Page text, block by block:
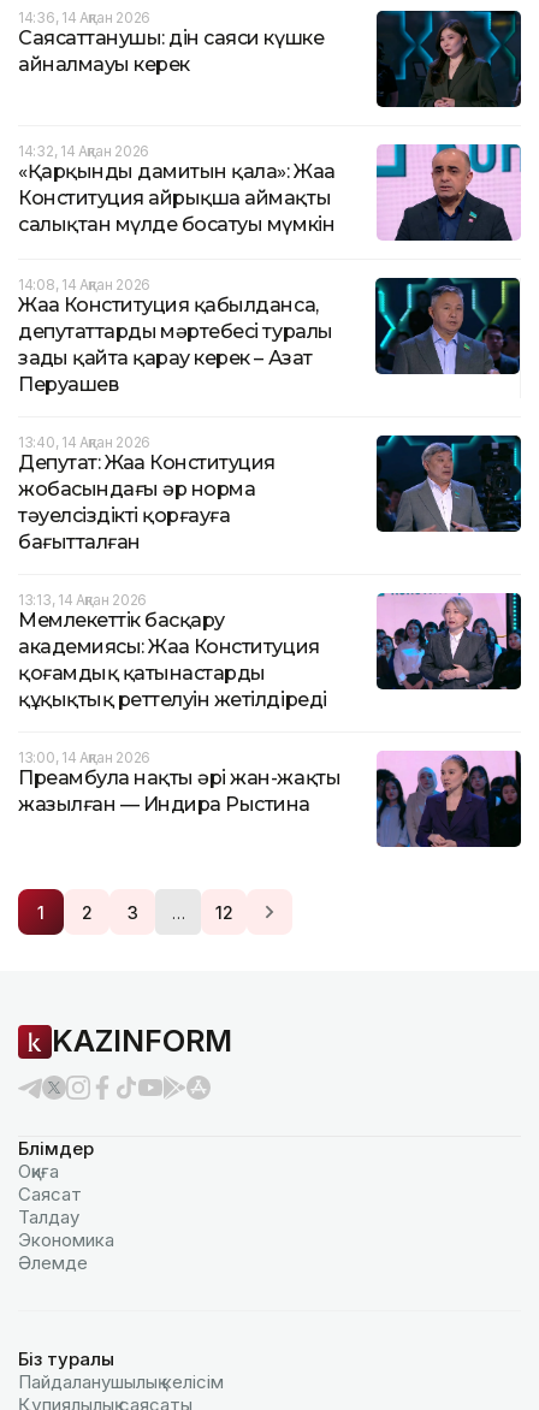
14:36, 14 Ақпан 2026
Саясаттанушы: дін саяси күшке
айналмауы керек
14:32, 14 Ақпан 2026
«Қарқынды дамитын қала»: Жаңа
Конституция айрықша аймақты
салықтан мүлде босатуы мүмкін
14:08, 14 Ақпан 2026
Жаңа Конституция қабылданса,
депутаттардың мәртебесі туралы
заңды қайта қарау керек – Азат
Перуашев
13:40, 14 Ақпан 2026
Депутат: Жаңа Конституция
жобасындағы әр норма
тәуелсіздікті қорғауға
бағытталған
13:13, 14 Ақпан 2026
Мемлекеттік басқару
академиясы: Жаңа Конституция
қоғамдық қатынастардың
құқықтық реттелуін жетілдіреді
13:00, 14 Ақпан 2026
Преамбула нақты әрі жан-жақты
жазылған — Индира Рыстина
1 2 3 … 12
KAZINFORM
Бөлімдер
Оқиға
Саясат
Талдау
Экономика
Әлемде
Біз туралы
Пайдаланушылық келiciм
Құпиялылық саясаты